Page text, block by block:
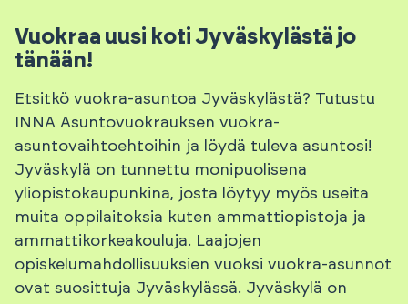
Vuokraa uusi koti Jyväskylästä jo
tänään!
Etsitkö vuokra-asuntoa Jyväskylästä? Tutustu
INNA Asuntovuokrauksen vuokra-
asuntovaihtoehtoihin ja löydä tuleva asuntosi!
Jyväskylä on tunnettu monipuolisena
yliopistokaupunkina, josta löytyy myös useita
muita oppilaitoksia kuten ammattiopistoja ja
ammattikorkeakouluja. Laajojen
opiskelumahdollisuuksien vuoksi vuokra-asunnot
ovat suosittuja Jyväskylässä. Jyväskylä on